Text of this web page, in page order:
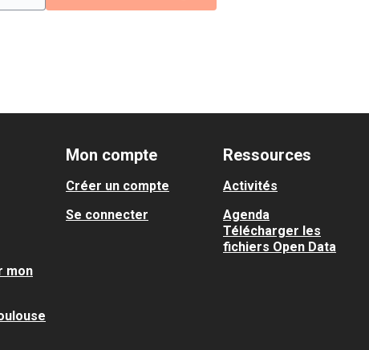
mon
Mon compte
Créer un compte
Se connecter
Ressources
Activités
Agenda
Télécharger les
fichiers Open Data